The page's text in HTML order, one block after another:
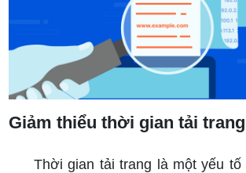
Giảm thiểu thời gian tải trang
Thời gian tải trang là một yếu tố